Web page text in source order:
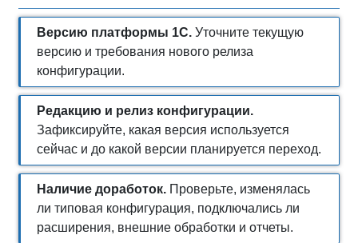
Версию платформы 1С. Уточните текущую
версию и требования нового релиза
конфигурации.
Редакцию и релиз конфигурации.
Зафиксируйте, какая версия используется
сейчас и до какой версии планируется переход.
Наличие доработок. Проверьте, изменялась
ли типовая конфигурация, подключались ли
расширения, внешние обработки и отчеты.